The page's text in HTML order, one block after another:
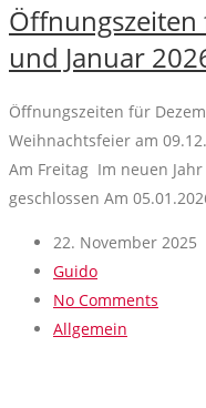
und Januar
Öffnungszeiten für
Weihnachtsfeier am
Am Freitag Im neuen
geschlossen Am
22. November 2025
Guido
No Comments
Allgemein